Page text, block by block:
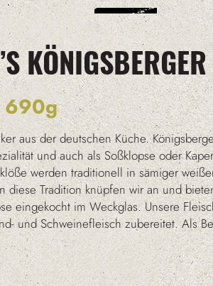
690g
aus der deutschen Küche.
und auch als Soßklopse oder
werden traditionell in sämiger
diese Tradition knüpfen wir an und
eingekocht im Weckglas. Unsere
und Schweinefleisch zubereitet. Als